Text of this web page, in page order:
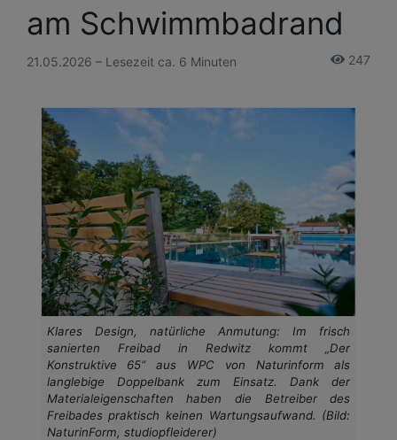
am Schwimmbadrand
21.05.2026 – Lesezeit ca. 6 Minuten 247
Klares Design, natürliche Anmutung: Im frisch
sanierten Freibad in Redwitz kommt „Der
Konstruktive 65“ aus WPC von Naturinform als
langlebige Doppelbank zum Einsatz. Dank der
Materialeigenschaften haben die Betreiber des
Freibades praktisch keinen Wartungsaufwand. (Bild:
NaturinForm, studiopfleiderer)